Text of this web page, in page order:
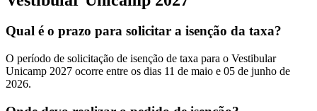
Qual é o prazo para solicitar a isenção da taxa?
O período de solicitação de isenção de taxa para o Vestibular
Unicamp 2027 ocorre entre os dias 11 de maio e 05 de junho de
2026.